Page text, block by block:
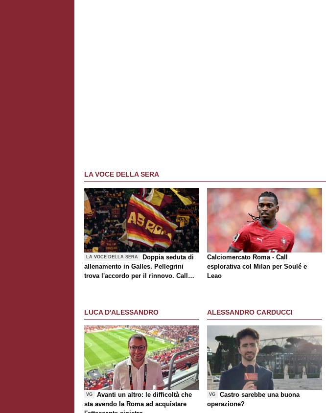
LA VOCE DELLA SERA
LA VOCE DELLA SERA
Doppia seduta di
allenamento in Galles. Pellegrini
trova l'accordo per il rinnovo. Call
Calciomercato Roma - Call
esplorativa col Milan per Soulé e
Leao
LUCA D'ALESSANDRO
VG
Avanti un altro: le difficoltà che
sta avendo la Roma ad acquistare
ALESSANDRO CARDUCCI
VG
Castro sarebbe una buona
operazione?